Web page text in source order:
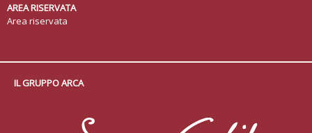
AREA RISERVATA
Area riservata
IL GRUPPO ARCA